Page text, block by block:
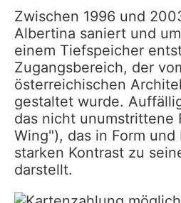
Zwischen 1996 und
Albertina saniert und
einem Tiefspeicher
Zugangsbereich, der
österreichischen
gestaltet wurde.
das nicht unumstrittene
Wing"), das in Form
starken Kontrast zu
darstellt.